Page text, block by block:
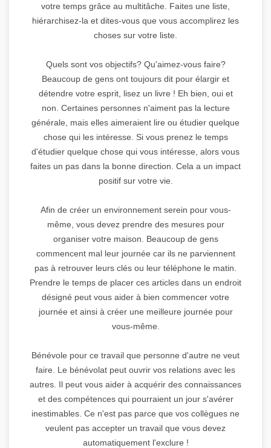
votre temps grâce au multitâche. Faites une liste,
hiérarchisez-la et dites-vous que vous accomplirez les
choses sur votre liste.
Quels sont vos objectifs? Qu'aimez-vous faire?
Beaucoup de gens ont toujours dit pour élargir et
détendre votre esprit, lisez un livre ! Eh bien, oui et
non. Certaines personnes n'aiment pas la lecture
générale, mais elles aimeraient lire ou étudier quelque
chose qui les intéresse. Si vous prenez le temps
d'étudier quelque chose qui vous intéresse, alors vous
faites un pas dans la bonne direction. Cela a un impact
positif sur votre vie.
Afin de créer un environnement serein pour vous-
même, vous devez prendre des mesures pour
organiser votre maison. Beaucoup de gens
commencent mal leur journée car ils ne parviennent
pas à retrouver leurs clés ou leur téléphone le matin.
Prendre le temps de placer ces articles dans un endroit
désigné peut vous aider à bien commencer votre
journée et ainsi à créer une meilleure journée pour
vous-même.
Bénévole pour ce travail que personne d'autre ne veut
faire. Le bénévolat peut ouvrir vos relations avec les
autres. Il peut vous aider à acquérir des connaissances
et des compétences qui pourraient un jour s'avérer
inestimables. Ce n'est pas parce que vos collègues ne
veulent pas accepter un travail que vous devez
automatiquement l'exclure !